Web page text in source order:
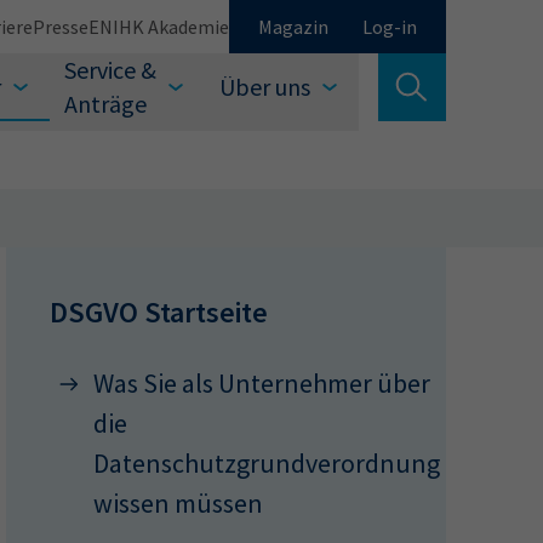
Service &
Anträge
Über uns
PresseEN IHK Akademie Magazin Log-in
Suche verlassen
DSGVO Startseite
Was Sie als Unternehmer über
die
Datenschutzgrundverordnung
wissen müssen